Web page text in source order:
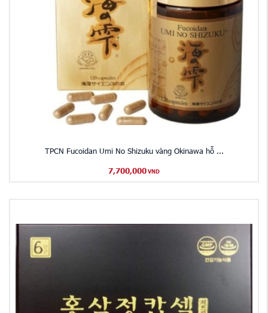
TPCN Fucoidan Umi No Shizuku vàng Okinawa hỗ ...
7,700,000 VND